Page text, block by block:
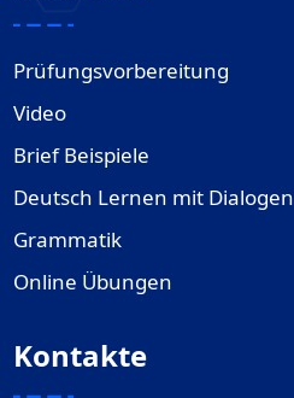
Prüfungsvorbereitung
Video
Brief Beispiele
Deutsch Lernen mit Dialogen
Grammatik
Online Übungen
Kontakte